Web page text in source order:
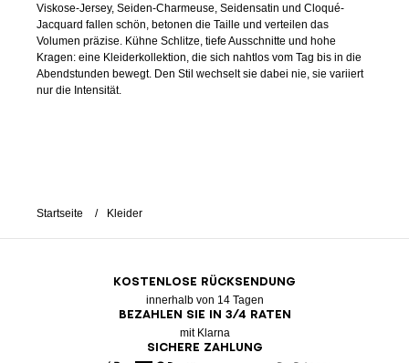
Viskose-Jersey, Seiden-Charmeuse, Seidensatin und Cloqué-
Jacquard fallen schön, betonen die Taille und verteilen das
Volumen präzise. Kühne Schlitze, tiefe Ausschnitte und hohe
Kragen: eine Kleiderkollektion, die sich nahtlos vom Tag bis in die
Abendstunden bewegt. Den Stil wechselt sie dabei nie, sie variiert
nur die Intensität.
Startseite Kleider
KOSTENLOSE RÜCKSENDUNG
innerhalb von 14 Tagen
BEZAHLEN SIE IN 3/4 RATEN
mit Klarna
SICHERE ZAHLUNG